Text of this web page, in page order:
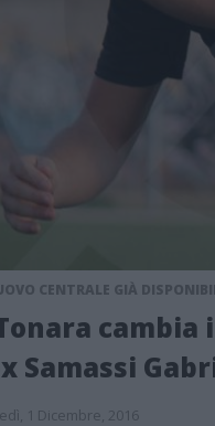
CENTRALE GIÀ
cambia
Samassi
1 Dicembre, 2016